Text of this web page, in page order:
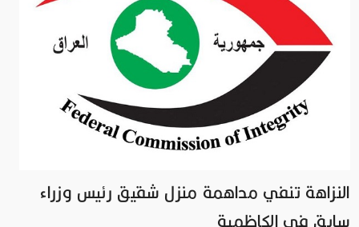
النزاهة تنفي مداهمة منزل شقيق رئيس وزراء
سابق في الكاظمية